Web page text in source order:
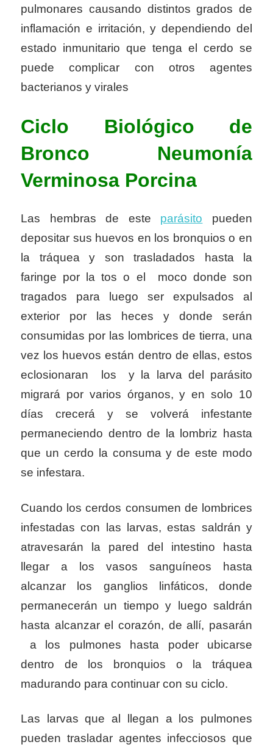
pulmonares causando distintos grados de
inflamación e irritación, y dependiendo del
estado inmunitario que tenga el cerdo se
puede complicar con otros agentes
bacterianos y virales
Ciclo Biológico de
Bronco Neumonía
Verminosa Porcina
Las hembras de este parásito pueden
depositar sus huevos en los bronquios o en
la tráquea y son trasladados hasta la
faringe por la tos o el moco donde son
tragados para luego ser expulsados al
exterior por las heces y donde serán
consumidas por las lombrices de tierra, una
vez los huevos están dentro de ellas, estos
eclosionaran los y la larva del parásito
migrará por varios órganos, y en solo 10
días crecerá y se volverá infestante
permaneciendo dentro de la lombriz hasta
que un cerdo la consuma y de este modo
se infestara.
Cuando los cerdos consumen de lombrices
infestadas con las larvas, estas saldrán y
atravesarán la pared del intestino hasta
llegar a los vasos sanguíneos hasta
alcanzar los ganglios linfáticos, donde
permanecerán un tiempo y luego saldrán
hasta alcanzar el corazón, de allí, pasarán
a los pulmones hasta poder ubicarse
dentro de los bronquios o la tráquea
madurando para continuar con su ciclo.
Las larvas que al llegan a los pulmones
pueden trasladar agentes infecciosos que